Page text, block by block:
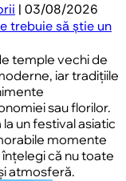
| 03/08/2026
trebuie să știe un
temple vechi de
iar tradițiile
sau florilor.
un festival asiatic
momente
că nu toate
atmosferă.